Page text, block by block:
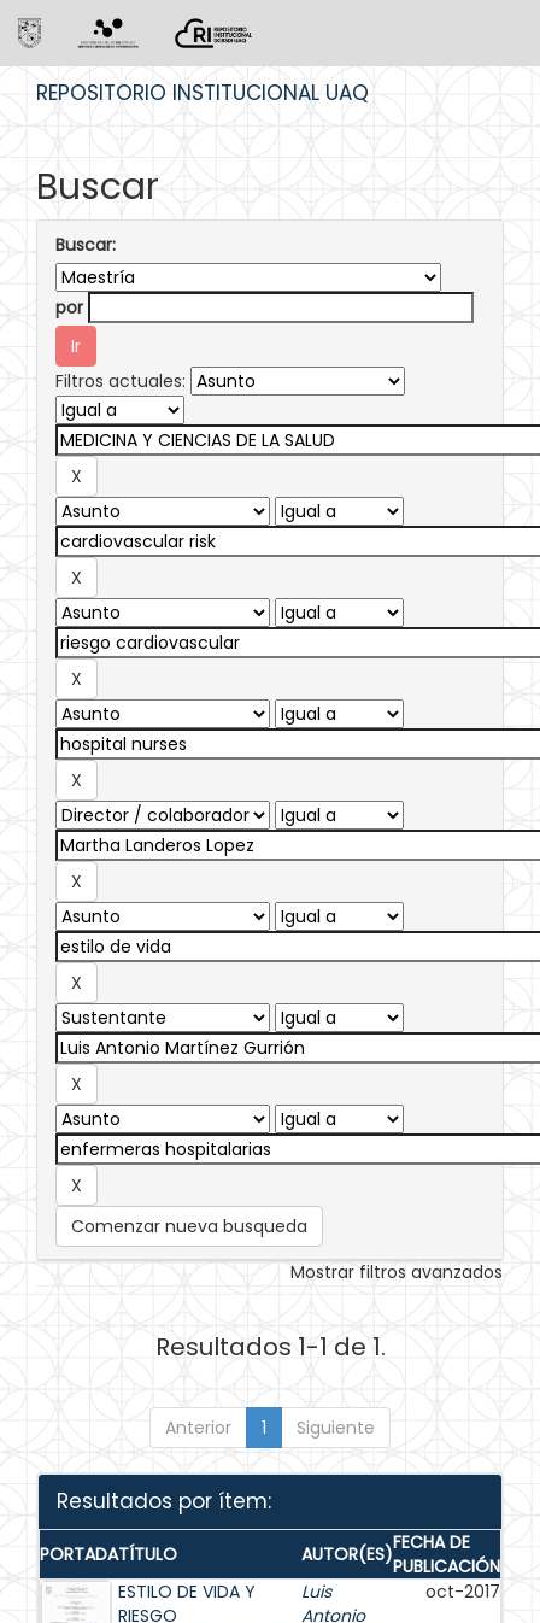
REPOSITORIO INSTITUCIONAL UAQ
Buscar
Buscar:
por
Filtros actuales:
Comenzar nueva busqueda
Mostrar filtros avanzados
Resultados 1-1 de 1.
Anterior 1 Siguiente
Resultados por ítem:
PORTADATÍTULO AUTOR(ES)FECHA DE
PUBLICACIÓN
ESTILO DE VIDA Y
RIESGO
Luis
Antonio
oct-2017